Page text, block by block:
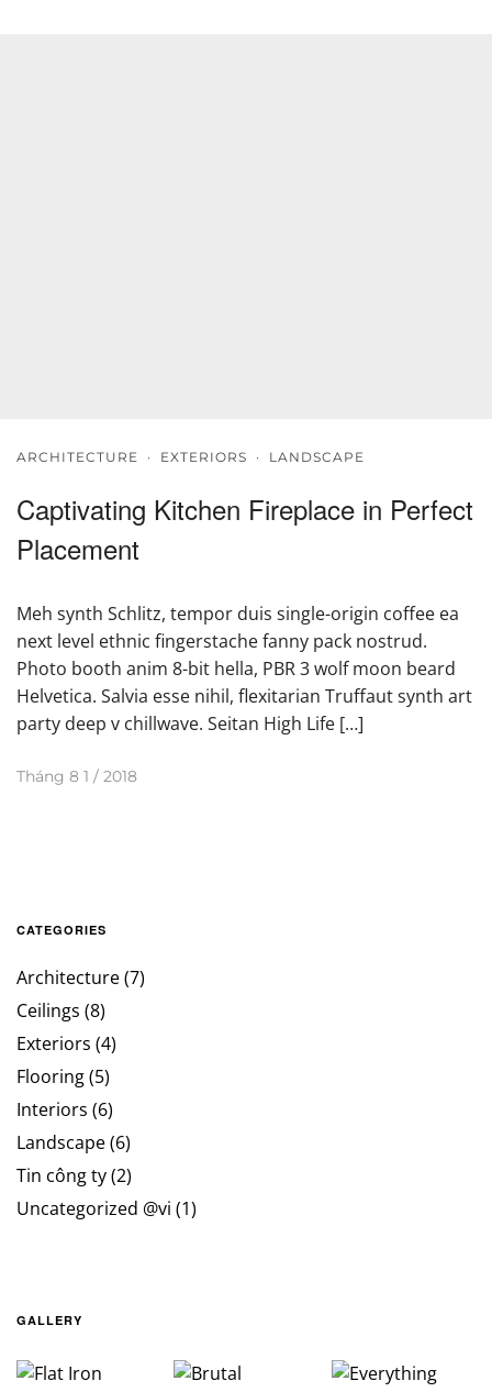
ARCHITECTURE · EXTERIORS · LANDSCAPE
Captivating Kitchen Fireplace in Perfect
Placement
Meh synth Schlitz, tempor duis single-origin coffee ea
next level ethnic fingerstache fanny pack nostrud.
Photo booth anim 8-bit hella, PBR 3 wolf moon beard
Helvetica. Salvia esse nihil, flexitarian Truffaut synth art
party deep v chillwave. Seitan High Life […]
Tháng 8 1 / 2018
CATEGORIES
Architecture(7)
Ceilings (8)
Exteriors (4)
Flooring(5)
Interiors (6)
Landscape(6)
Tin công ty(2)
Uncategorized @vi (1)
GALLERY